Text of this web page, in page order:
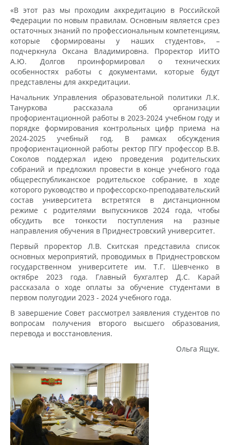
«В этот раз мы проходим аккредитацию в Российской
Федерации по новым правилам. Основным является срез
остаточных знаний по профессиональным компетенциям,
которые сформированы у наших студентов», –
подчеркнула Оксана Владимировна. Проректор ИИТО
А.Ю. Долгов проинформировал о технических
особенностях работы с документами, которые будут
представлены для аккредитации.
Начальник Управления образовательной политики Л.К.
Тануркова рассказала об организации
профориентационной работы в 2023-2024 учебном году и
порядке формирования контрольных цифр приема на
2024-2025 учебный год. В рамках обсуждения
профориентационной работы ректор ПГУ профессор В.В.
Соколов поддержал идею проведения родительских
собраний и предложил провести в конце учебного года
общереспубликанское родительское собрание, в ходе
которого руководство и профессорско-преподавательский
состав университета встретятся в дистанционном
режиме с родителями выпускников 2024 года, чтобы
обсудить все тонкости поступления на разные
направления обучения в Приднестровский университет.
Первый проректор Л.В. Скитская представила список
основных мероприятий, проводимых в Приднестровском
государственном университете им. Т.Г. Шевченко в
октябре 2023 года. Главный бухгалтер Д.С. Карай
рассказала о ходе оплаты за обучение студентами в
первом полугодии 2023 - 2024 учебного года.
В завершение Совет рассмотрел заявления студентов по
вопросам получения второго высшего образования,
перевода и восстановления.
Ольга Ящук.